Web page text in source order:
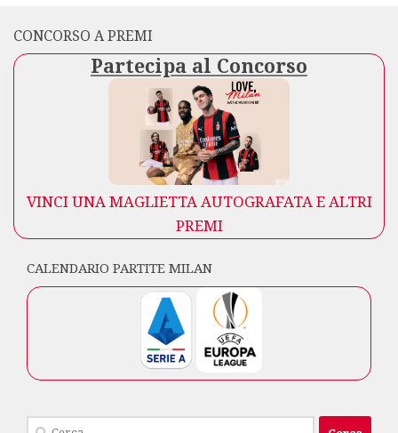
CONCORSO A PREMI
Partecipa al Concorso
VINCI UNA MAGLIETTA AUTOGRAFATA E ALTRI
PREMI
CALENDARIO PARTITE MILAN
Ricerca